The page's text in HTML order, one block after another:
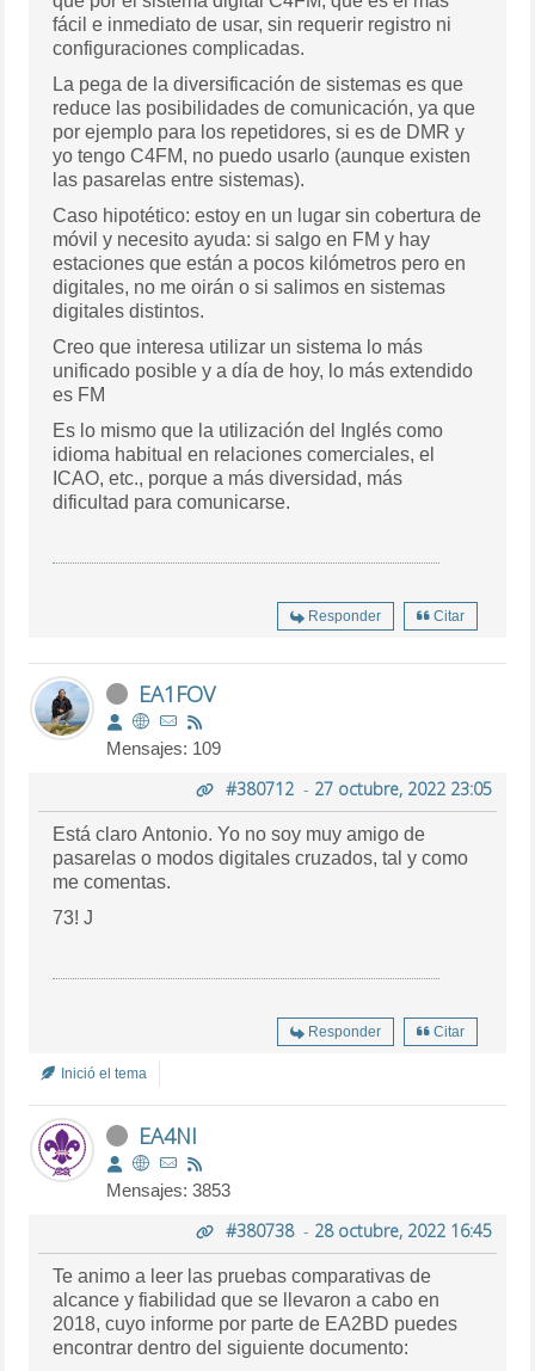
fácil e inmediato de usar, sin requerir registro ni
configuraciones complicadas.
La pega de la diversificación de sistemas es que
reduce las posibilidades de comunicación, ya que
por ejemplo para los repetidores, si es de DMR y
yo tengo C4FM, no puedo usarlo (aunque existen
las pasarelas entre sistemas).
Caso hipotético: estoy en un lugar sin cobertura de
móvil y necesito ayuda: si salgo en FM y hay
estaciones que están a pocos kilómetros pero en
digitales, no me oirán o si salimos en sistemas
digitales distintos.
Creo que interesa utilizar un sistema lo más
unificado posible y a día de hoy, lo más extendido
es FM
Es lo mismo que la utilización del Inglés como
idioma habitual en relaciones comerciales, el
ICAO, etc., porque a más diversidad, más
dificultad para comunicarse.
Responder Citar
EA1FOV
Mensajes: 109
#380712- 27 octubre, 2022 23:05
Está claro Antonio. Yo no soy muy amigo de
pasarelas o modos digitales cruzados, tal y como
me comentas.
73! J
Responder Citar
Inició el tema
EA4NI
Mensajes: 3853
#380738- 28 octubre, 2022 16:45
Te animo a leer las pruebas comparativas de
alcance y fiabilidad que se llevaron a cabo en
2018, cuyo informe por parte de EA2BD puedes
encontrar dentro del siguiente documento: